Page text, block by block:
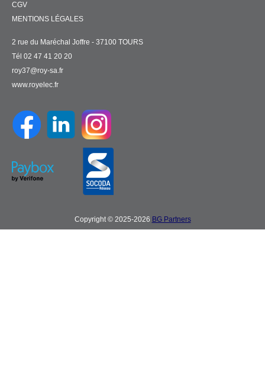
CGV
MENTIONS LÉGALES
2 rue du Maréchal Joffre - 37100 TOURS
Tél 02 47 41 20 20
roy37@roy-sa.fr
www.royelec.fr
Copyright © 2025-2026 BG Partners